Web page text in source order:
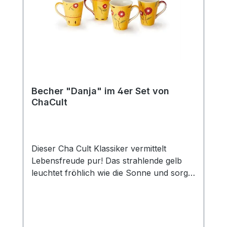
erhalten Sie so das perfekte Set für den
gedeckten Tisch und eine gemütliche Tea
Becher "Danja" im 4er Set von
ChaCult
Dieser Cha Cult Klassiker vermittelt
Lebensfreude pur! Das strahlende gelb
leuchtet fröhlich wie die Sonne und sorgt